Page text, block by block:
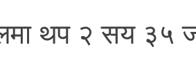
थप २ सय ३५